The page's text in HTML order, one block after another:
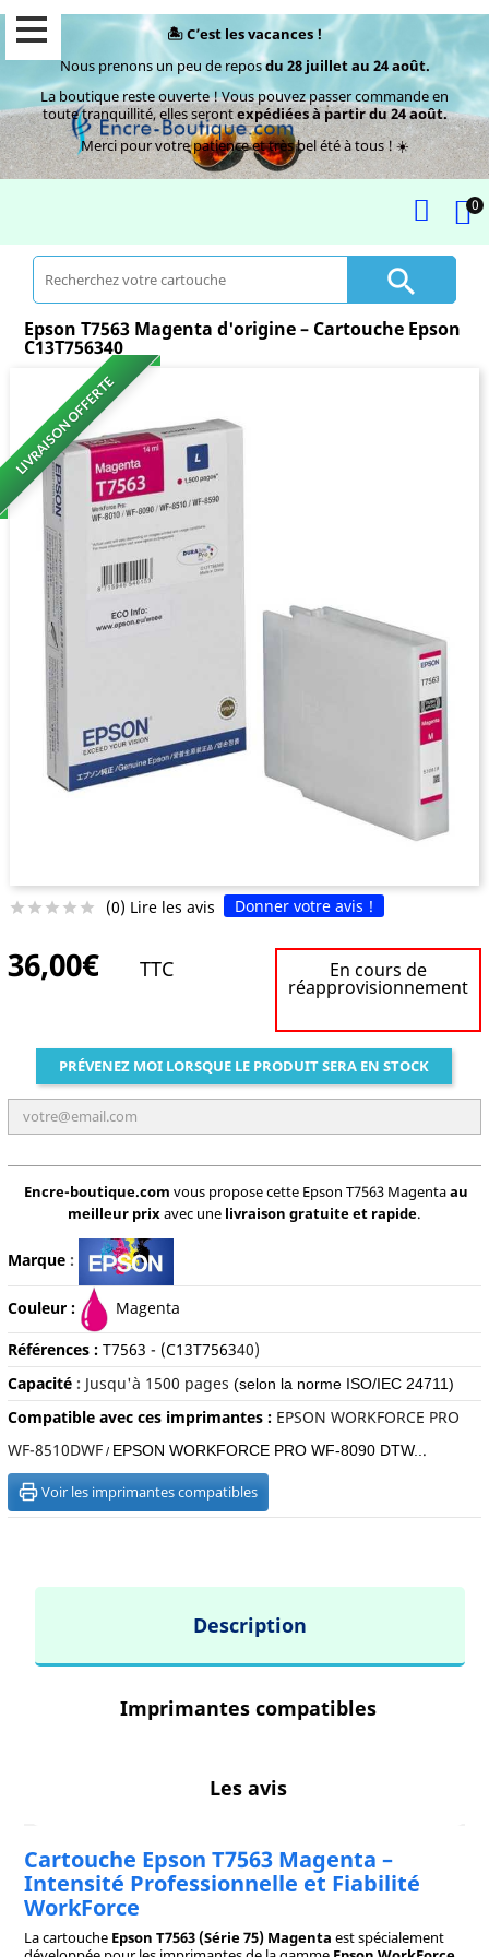
🏝️ C’est les vacances !
Nous prenons un peu de reposdu 28 juillet au 24 août.
La boutique reste ouverte ! Vous pouvez passer commande en
toute tranquillité, elles serontexpédiées à partir du 24 août.
Merci pour votre patience et très bel été à tous ! ☀️
0

Epson T7563 Magenta d'origine – Cartouche Epson
C13T756340
LIVRAISON OFFERTE
     (0) Lire les avis Donner votre avis !
36,00€ TTC En cours de
réapprovisionnement
PRÉVENEZ MOI LORSQUE LE PRODUIT SERA EN STOCK
Encre-boutique.com vous propose cette Epson T7563 Magentaau
meilleur prixavec une livraison gratuite et rapide.
Marque:
Couleur : Magenta
Références : T7563 - (C13T756340)
Capacité: Jusqu'à 1500 pages (selon la norme ISO/IEC 24711)
Compatible avec ces imprimantes : EPSON WORKFORCE PRO
WF-8510DWF/ EPSON WORKFORCE PRO WF-8090 DTW.. .
Voir les imprimantes compatibles
Description
Imprimantes compatibles
Les avis
Cartouche Epson T7563 Magenta –
Intensité Professionnelle et Fiabilité
WorkForce
La cartouche Epson T7563 (Série 75) Magenta est spécialement